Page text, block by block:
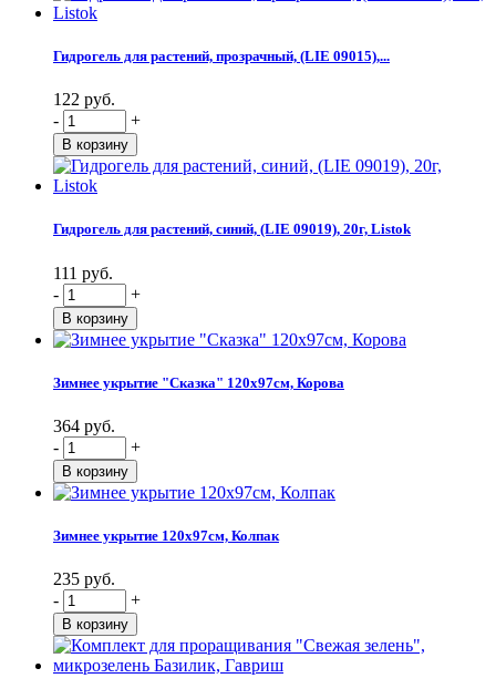
Гидрогель для растений, прозрачный, (LIE 09015),...
122 руб.
-
+
Гидрогель для растений, синий, (LIE 09019), 20г, Listok
111 руб.
-
+
Зимнее укрытие "Сказка" 120х97см, Корова
364 руб.
-
+
Зимнее укрытие 120х97см, Колпак
235 руб.
-
+